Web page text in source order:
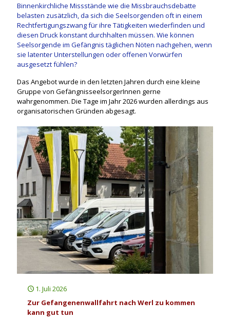
Binnenkirchliche Missstände wie die Missbrauchsdebatte
belasten zusätzlich, da sich die Seelsorgenden oft in einem
Rechtfertigungszwang für ihre Tätigkeiten wiederfinden und
diesen Druck konstant durchhalten müssen. Wie können
Seelsorgende im Gefängnis täglichen Nöten nachgehen, wenn
sie latenter Unterstellungen oder offenen Vorwürfen
ausgesetzt fühlen?
Das Angebot wurde in den letzten Jahren durch eine kleine
Gruppe von GefängnisseelsorgerInnen gerne
wahrgenommen. Die Tage im Jahr 2026 wurden allerdings aus
organisatorischen Gründen abgesagt.
1. Juli 2026
Zur Gefangenenwallfahrt nach Werl zu kommen
kann gut tun